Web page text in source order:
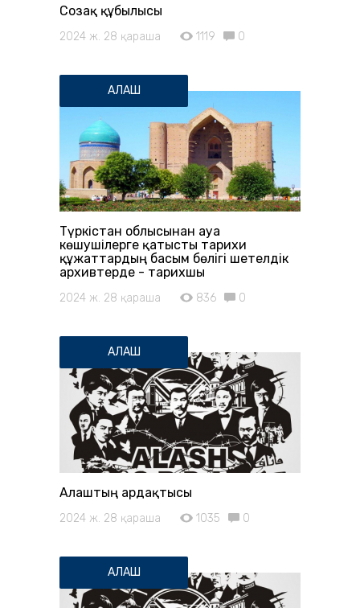
Созақ құбылысы
2024 ж. 28 қараша 1119 0
АЛАШ
Түркістан облысынан ауа
көшушілерге қатысты тарихи
құжаттардың басым бөлігі шетелдік
архивтерде - тарихшы
2024 ж. 28 қараша 836 0
АЛАШ
Алаштың ардақтысы
2024 ж. 28 қараша 1035 0
АЛАШ